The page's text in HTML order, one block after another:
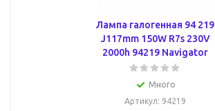
Лампа галогенная 94 219
J117mm 150W R7s 230V
2000h 94219 Navigator
Много
Артикул: 94219